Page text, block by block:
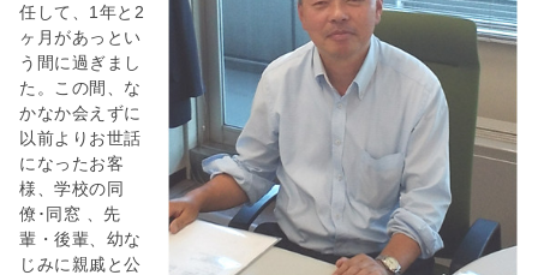
任して、1年と2
ヶ月があっとい
う間に過ぎまし
た。この間、な
かなか会えずに
以前よりお世話
になったお客
様、学校の同
僚･同窓 、先
輩・後輩、幼な
じみに親戚と公